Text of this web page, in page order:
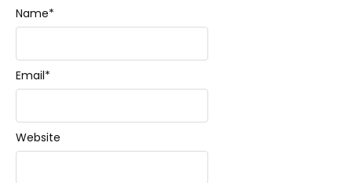
Name*
Email*
Website